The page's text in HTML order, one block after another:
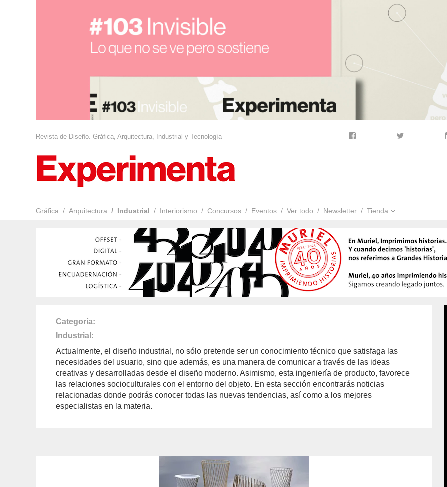
Revista de Diseño. Gráfica, Arquitectura, Industrial y Tecnología
Gráfica Arquitectura Industrial Interiorismo Concursos Eventos Ver todo Newsletter Tienda
Categoría
Industrial
Actualmente, el diseño industrial, no sólo pretende ser un conocimiento técnico que satisfaga las
necesidades del usuario, sino que además, es una manera de comunicar a través de las ideas
creativas y desarrolladas desde el diseño moderno. Asimismo, esta ingeniería de producto, favorece
las relaciones socioculturales con el entorno del objeto. En esta sección encontrarás noticias
relacionadas donde podrás conocer todas las nuevas tendencias, así como a los mejores
especialistas en la materia.